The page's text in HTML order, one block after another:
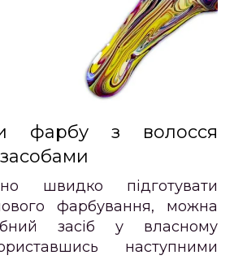
фарбу з волосся
швидко підготувати
фарбування, можна
засіб у власному
наступними